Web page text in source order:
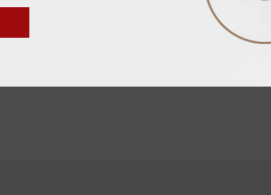
и холодной ветчиной.